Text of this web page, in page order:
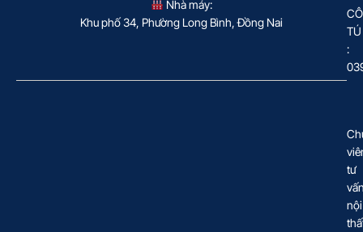
Nhà máy:
Khu phố 34, Phường Long Bình, Đồng Nai
TÚ
:
tư
nội